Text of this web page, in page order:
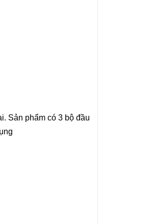
Sản phẩm có 3 bộ đầu